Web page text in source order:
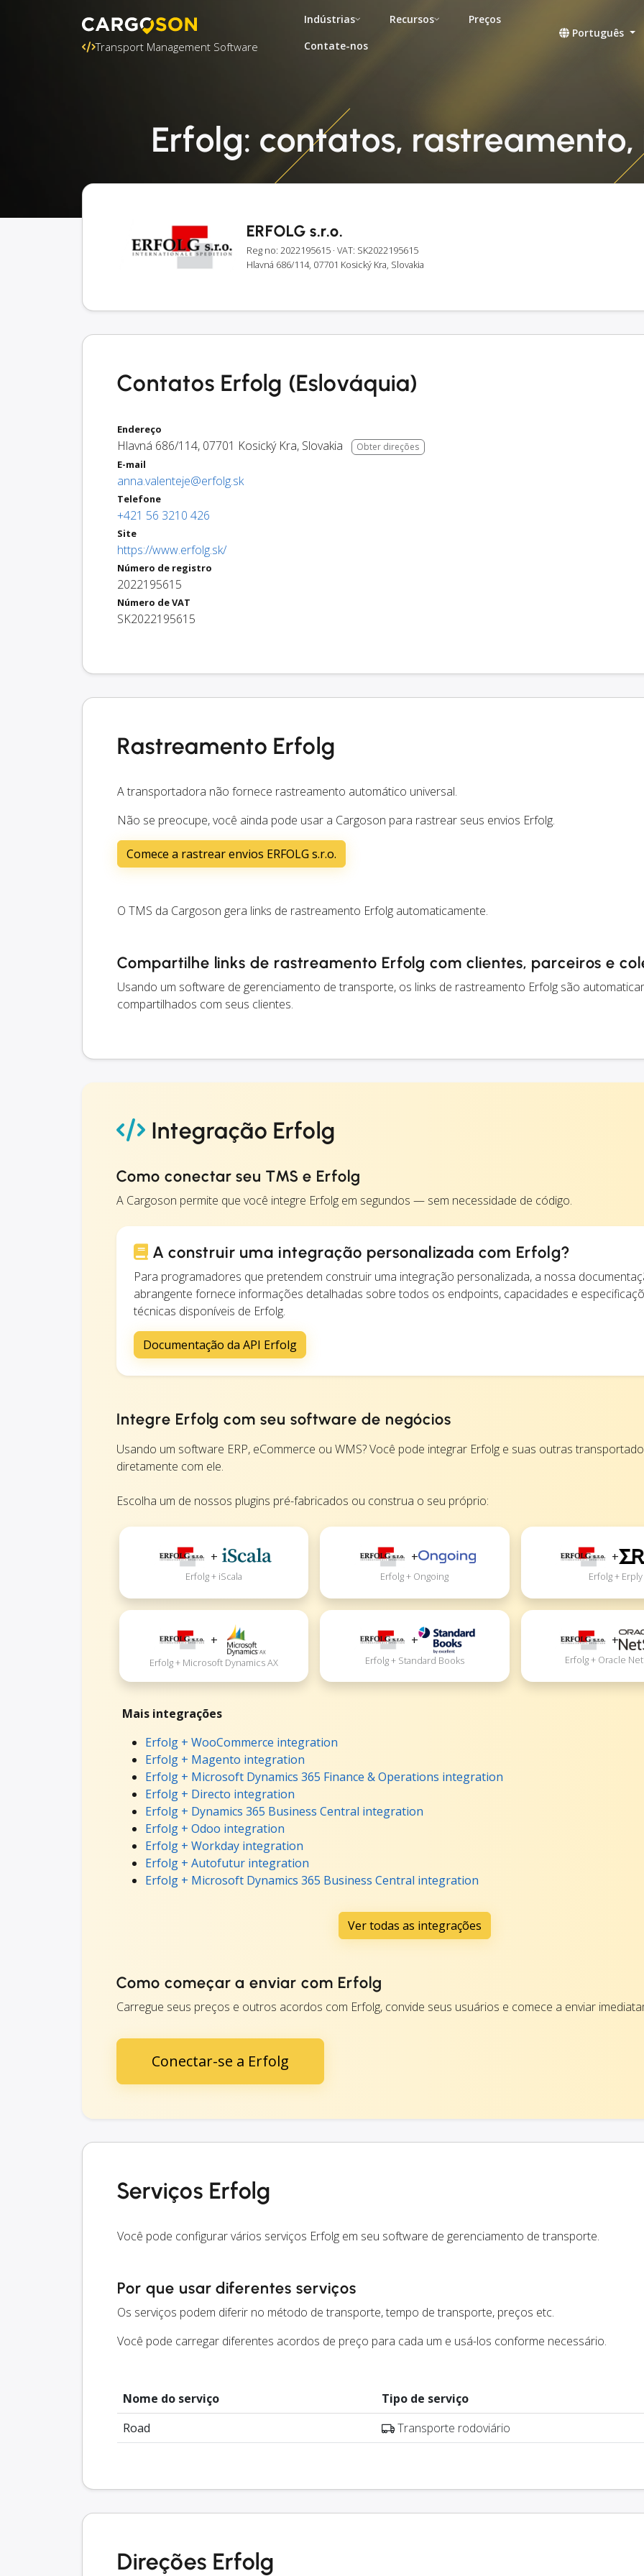
Transport Management Software
Indústrias Recursos
Preços
Contate-nos
Português
Erfolg: contatos,
ERFOLG s.r.o.
Reg no: 2022195615 · VAT: SK2022195615
Hlavná 686/114, 07701 Kosický Kra, Slovakia
Contatos Erfolg (Eslováquia)
Endereço
Hlavná 686/114, 07701 Kosický Kra, Slovakia Obter direções
E-mail
anna.valenteje@erfolg.sk
Telefone
+421 56 3210 426
Site
https://www.erfolg.sk/
Número de registro
2022195615
Número de VAT
SK2022195615
Rastreamento Erfolg
A transportadora não fornece rastreamento automático universal.
Não se preocupe, você ainda pode usar a Cargoson para rastrear seus envios Erfolg.
Comece a rastrear envios ERFOLG s.r.o.
O TMS da Cargoson gera links de rastreamento Erfolg automaticamente.
Compartilhe links de rastreamento Erfolg com clientes, parceiros e
Usando um software de gerenciamento de transporte, os links de rastreamento Erfolg são
compartilhados com seus clientes.
Integração Erfolg
Como conectar seu TMS e Erfolg
A Cargoson permite que você integre Erfolg em segundos — sem necessidade de código.
A construir uma integração personalizada com Erfolg?
Para programadores que pretendem construir uma integração personalizada, a nossa
abrangente fornece informações detalhadas sobre todos os endpoints, capacidades e
técnicas disponíveis de Erfolg.
Documentação da API Erfolg
Integre Erfolg com seu software de negócios
Usando um software ERP, eCommerce ou WMS? Você pode integrar Erfolg e suas outras
diretamente com ele.
Escolha um de nossos plugins pré-fabricados ou construa o seu próprio:
+
Erfolg + iScala
+
Erfolg + Ongoing
+
Erfolg + Erply
+
Erfolg + Microsoft Dynamics AX
+
Erfolg + Standard Books
+
Erfolg + Oracle
Mais integrações
Erfolg + WooCommerce integration
Erfolg + Magento integration
Erfolg + Microsoft Dynamics 365 Finance & Operations integration
Erfolg + Directo integration
Erfolg + Dynamics 365 Business Central integration
Erfolg + Odoo integration
Erfolg + Workday integration
Erfolg + Autofutur integration
Erfolg + Microsoft Dynamics 365 Business Central integration
Ver todas as integrações
Como começar a enviar com Erfolg
Carregue seus preços e outros acordos com Erfolg, convide seus usuários e comece a enviar
Conectar-se a Erfolg
Serviços Erfolg
Você pode configurar vários serviços Erfolg em seu software de gerenciamento de transporte.
Por que usar diferentes serviços
Os serviços podem diferir no método de transporte, tempo de transporte, preços etc.
Você pode carregar diferentes acordos de preço para cada um e usá-los conforme necessário.
Nome do serviço
Tipo de serviço
Road
Transporte rodoviário
Direções Erfolg